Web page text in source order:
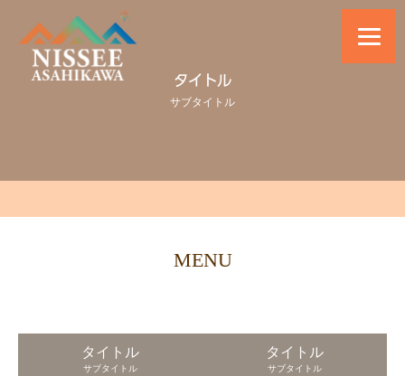
タイトル
サブタイトル
MENU
タイトル
サブタイトル
タイトル
サブタイトル